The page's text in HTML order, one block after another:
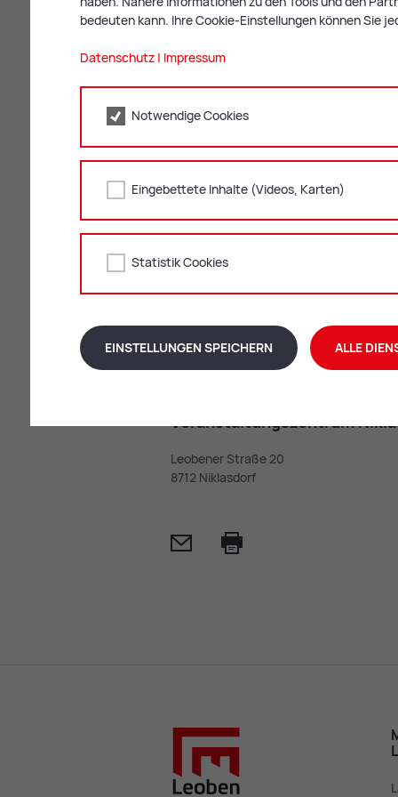
Vio­lon­cel­lo
Stand­or­te
Zweig­stel­le Mu­sik­schu­le Ni­klas­dorf; Bild:
Freisinger
Ver­an­stal­tungs­zen­trum
Leobener Straße 20
8712 Niklasdorf
Mail
bedeuten kann. Ihre Cookie-Einstellungen können Sie
Datenschutz| Impressum
Notwendige Cookies
Eingebettete Inhalte (Videos, Karten)
Statistik Cookies
EINSTELLUNGEN SPEICHERN ALLE